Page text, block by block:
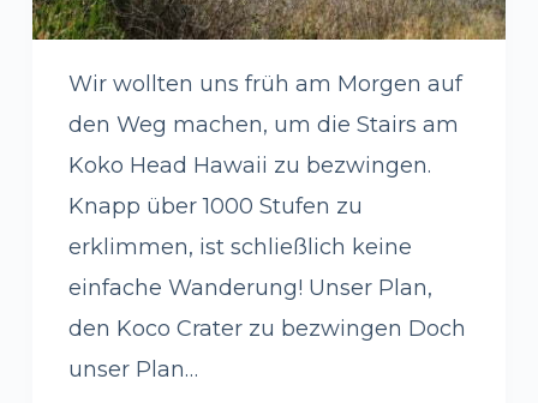
Wir wollten uns früh am Morgen auf
den Weg machen, um die Stairs am
Koko Head Hawaii zu bezwingen.
Knapp über 1000 Stufen zu
erklimmen, ist schließlich keine
einfache Wanderung! Unser Plan,
den Koco Crater zu bezwingen Doch
unser Plan…